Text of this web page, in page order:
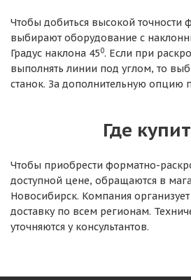
Чтобы добиться высокой точности
выбирают оборудование с
Градус наклона 450. Если при
выполнять линии под углом, то
станок. За дополнительную опцию
Где
Чтобы приобрести форматно-
доступной цене, обращаются в
Новосибирск. Компания
доставку по всем регионам.
уточняются у консультантов.